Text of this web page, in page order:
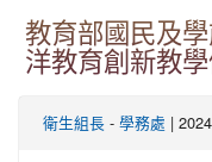
教育部國民及
洋教育創新教
衛生組長 - 學務處 |